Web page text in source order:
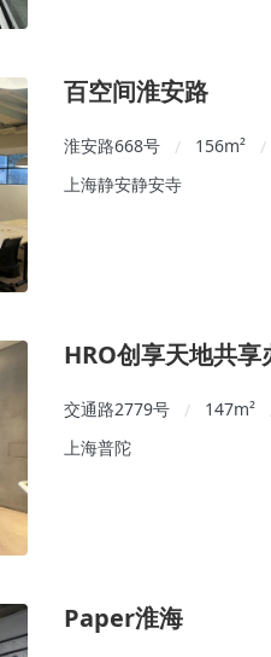
百空间淮安路
淮安路668号 / 156m²
/
上海静安静安寺
HRO创享天地共享
交通路2779号 / 147m²
上海普陀
Paper淮海